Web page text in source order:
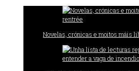
Novelas, crónicas e moitos máis